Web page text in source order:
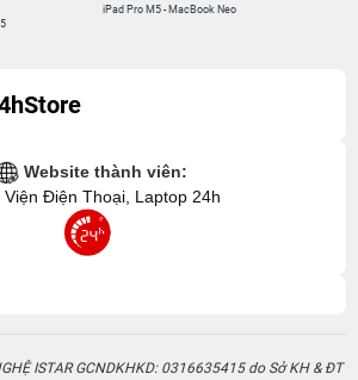
ISTAR GCNDKHKD: 0316635415 do Sở KH & ĐT
cấp ngày 11 tháng 12 năm 2020.
Địa chỉ: 389 Quang Trung, Gò Vấp, Hồ Chí Minh.